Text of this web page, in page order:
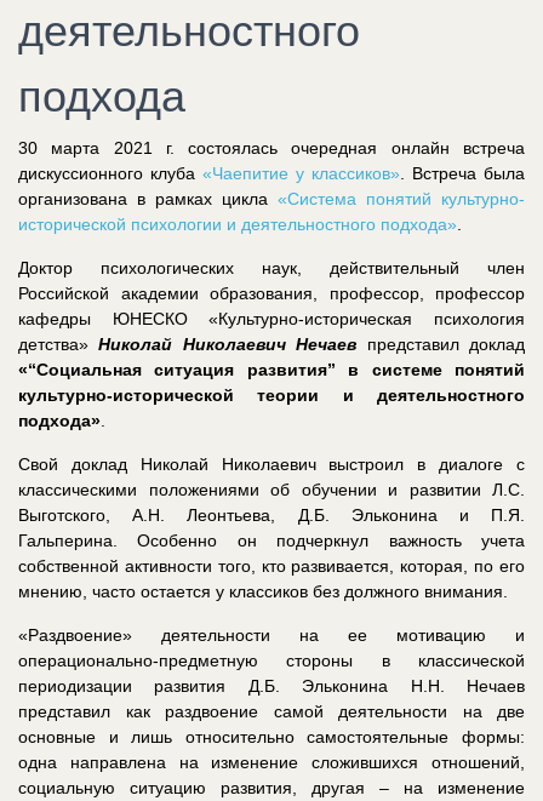
деятельностного
подхода
30 марта 2021 г. состоялась очередная онлайн встреча
дискуссионного клуба «Чаепитие у классиков» . Встреча была
организована в рамках цикла «Система понятий культурно-
исторической психологии и деятельностного подхода»
Доктор психологических наук, действительный член
Российской академии образования, профессор, профессор
кафедры ЮНЕСКО «Культурно-историческая психология
детства»Николай Николаевич Нечаев представил доклад
«“Социальная ситуация развития” в системе понятий
культурно-исторической теории и деятельностного
подхода»
Свой доклад Николай Николаевич выстроил в диалоге с
классическими положениями об обучении и развитии Л.С.
Выготского, А.Н. Леонтьева, Д.Б. Эльконина и П.Я.
Гальперина. Особенно он подчеркнул важность учета
собственной активности того, кто развивается, которая, по его
мнению, часто остается у классиков без должного внимания.
«Раздвоение» деятельности на ее мотивацию и
операционально-предметную стороны в классической
периодизации развития Д.Б. Эльконина Н.Н. Нечаев
представил как раздвоение самой деятельности на две
основные и лишь относительно самостоятельные формы:
одна направлена на изменение сложившихся отношений,
социальную ситуацию развития, другая ‒ на изменение